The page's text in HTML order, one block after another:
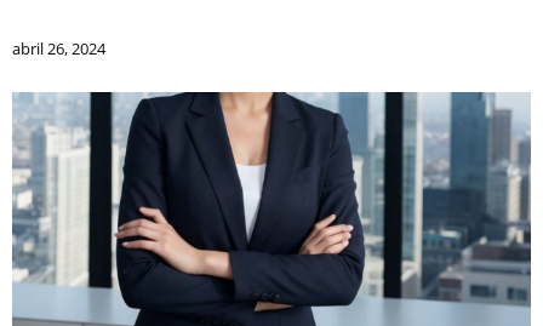
abril 26, 2024